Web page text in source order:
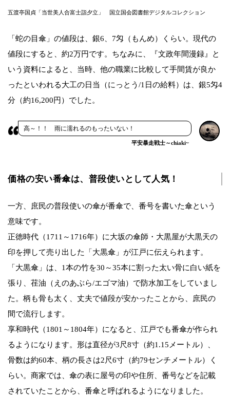
五渡亭国貞「当世美人合富士詣夕立」 国立国会図書館デジタルコレクション
「蛇の目傘」の値段は、銀6、7匁（もんめ）くらい。現代の
値段にすると、約2万円です。ちなみに、『文政年間漫録』と
いう資料によると、当時、他の職業に比較して手間賃が良か
ったといわれる大工の日当（にっとう/1日の給料）は、銀5匁4
分（約16,200円）でした。
高～！！ 雨に濡れるのもったいない！
平安暴走戦士～chiaki~
価格の安い番傘は、普段使いとして人気！
一方、庶民の普段使いの傘が番傘で、番号を書いた傘という
意味です。
正徳時代（1711～1716年）に大坂の傘師・大黒屋が大黒天の
印を押して売り出した「大黒傘」が江戸に伝えられます。
「大黒傘」は、1本の竹を30～35本に割った太い骨に白い紙を
張り、荏油（えのあぶら/エゴマ油）で防水加工をしていまし
た。柄も骨も太く、丈夫で値段が安かったことから、庶民の
間で流行します。
享和時代（1801～1804年）になると、江戸でも番傘が作られ
るようになります。形は直径が3尺8寸（約1.15メートル）、
骨数は約60本、柄の長さは2尺6寸（約79センチメートル）く
らい。商家では、傘の表に屋号の印や住所、番号などを記載
されていたことから、番傘と呼ばれるようになりました。